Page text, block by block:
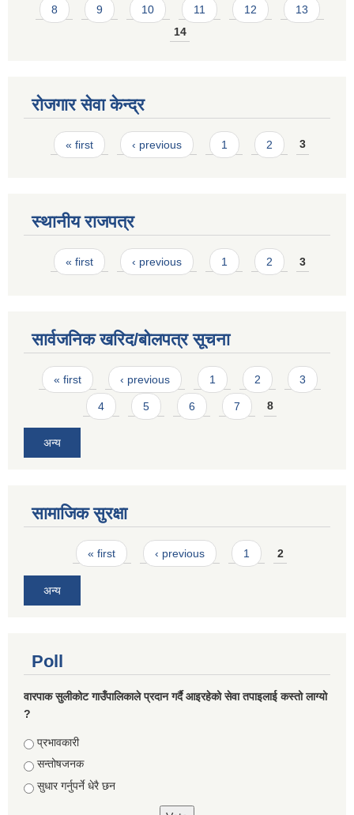
8 9 10 11 12
13
14
रोजगार सेवा केन्द्र
Pages
« first ‹ previous 1 2 3
स्थानीय राजपत्र
Pages
« first ‹ previous 1 2 3
सार्वजनिक खरिद/बोलपत्र सूचना
Pages
« first ‹ previous 1 2 3
4 5 6 7 8
अन्य
सामाजिक सुरक्षा
Pages« first ‹ previous 1 2
अन्य
Poll
वारपाक सुलीकोट गाउँपालिकाले प्रदान गर्दै आइरहेको सेवा तपाइलाई कस्तो लाग्यो
?
Choices
प्रभावकारी
सन्तोषजनक
सुधार गर्नुपर्ने धेरै छन